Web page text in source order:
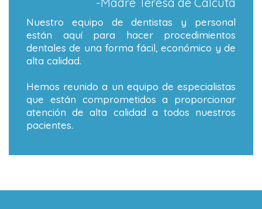
Nuestro equipo de dentistas y personal
están aquí para hacer procedimientos
dentales de una forma fácil, económico y de
alta calidad.
Hemos reunido a un equipo de especialistas
que están comprometidos a proporcionar
atención de alta calidad a todos nuestros
pacientes.